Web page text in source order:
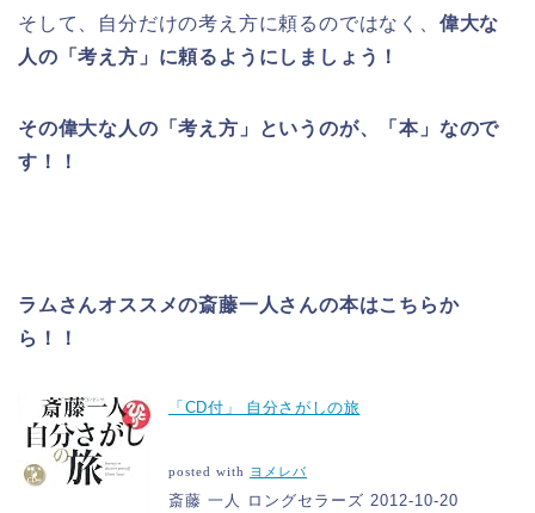
そして、自分だけの考え方に頼るのではなく、 偉大な
人の「考え方」に頼るようにしましょう！
その偉大な人の「考え方」というのが、「本」なので
す！！
ラムさんオススメの斎藤一人さんの本はこちらか
ら！！
「CD付」 自分さがしの旅
posted with ヨメレバ
斎藤 一人 ロングセラーズ 2012-10-20